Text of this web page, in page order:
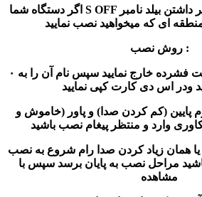
اگر دستگاه شما S OFF میباشد شما بدون در نظر داشتن بیلد نامبر
منطقه ای که میخواهید نصب نمایید
روش نصب :
فایل را از حالت فشرده خارج نمایید سپس نام آن را به ۰PHCIMG
ودر اس دی کارت کپی نمایید
پایین (کم کردن صدا) و پاور (خاموش و
وارد و منتظر پیغام نصب باشید
یا همان زیاد کردن صدا رام شروع به نصب
مراحل نصب به پایان برسد سپس با
مشاهده